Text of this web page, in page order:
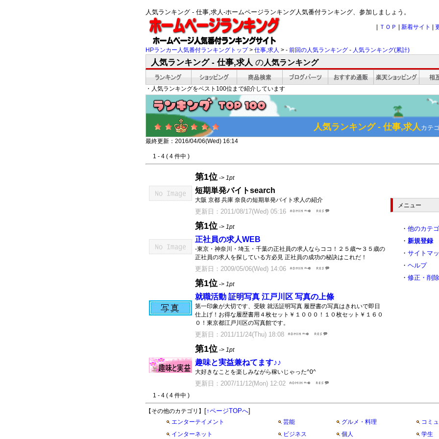
人気ランキング - 仕事,求人-ホームページランキング人気番付ランキング、参加しましょう。
ＴＯＰ 新着サイト
HPランカー人気番付ランキングトップ> 仕事,求人 > - 前回の人気ランキング - 人気ランキング(累計)
人気ランキング - 仕事,求人 の人気ランキング
・人気ランキングをベスト100位まで紹介しています
人気ランキング - 仕事,求人カテ
最終更新：2016/04/06(Wed) 16:14
1 - 4 ( 4 件中 )
第1位 -> 1pt
短期単発バイトsearch
大阪 京都 兵庫 奈良の短期単発バイト求人の紹介
更新日：2011/08/17(Wed) 05:16
第1位 -> 1pt
正社員の求人WEB
-東京・神奈川・埼玉・千葉の正社員の求人ならココ！２５歳〜３５歳の
正社員の求人を探している方必見 正社員の成功の秘訣はこれだ！
更新日：2009/05/06(Wed) 14:06
第1位 -> 1pt
就職活動 証明写真 江戸川区 写真の上條
第一印象が大切です、受験 就活証明写真 履歴書の写真はきれいで即日
仕上げ！お得な履歴書用４枚セット￥１０００！１０枚セット￥１６０
０！東京都江戸川区の写真館です。
更新日：2011/11/24(Thu) 18:08
第1位 -> 1pt
趣味と実益兼ねてます♪♪
大好きなことを楽しみながら稼いじゃった^0^
更新日：2007/11/12(Mon) 12:02
メニュー
・ 他のカテ
・ 新規登録
・ サイトマ
・ ヘルプ
・ 修正・削除
1 - 4 ( 4 件中 )
【その他のカテゴリ】 [↑ページTOPへ]
エンターテイメント 芸能 グルメ・料理
コミ
インターネット
ビジネス 個人 学生